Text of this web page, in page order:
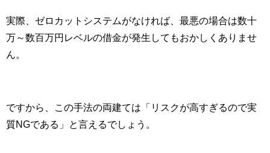
実際、ゼロカットシステムがなければ、最悪の場合は数十
万～数百万円レベルの借金が発生してもおかしくありませ
ん。
ですから、この手法の両建ては「リスクが高すぎるので実
質NGである」と言えるでしょう。